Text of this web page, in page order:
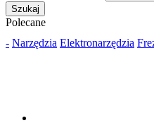
Szukaj
Polecane
- Narzędzia Elektronarzędzia